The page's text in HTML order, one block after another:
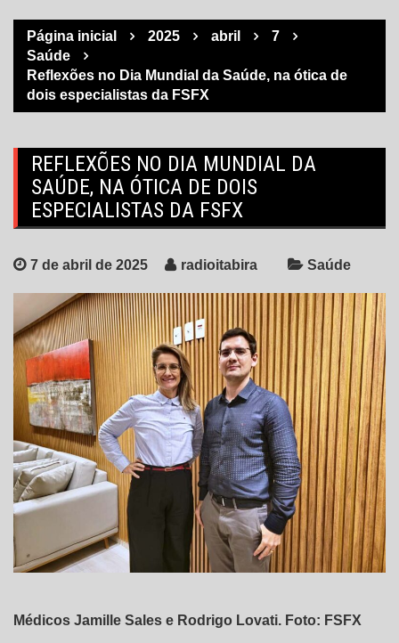
Página inicial 2025 abril
7
Saúde
Reflexões no Dia Mundial da Saúde, na ótica de
dois especialistas da FSFX
REFLEXÕES NO DIA MUNDIAL DA
SAÚDE, NA ÓTICA DE DOIS
ESPECIALISTAS DA FSFX
7 de abril de 2025 radioitabira Saúde
Médicos Jamille Sales e Rodrigo Lovati. Foto: FSFX